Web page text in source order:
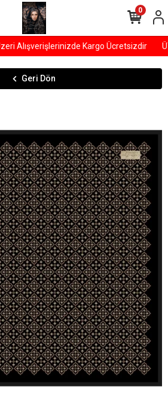
Alışverişlerinizde Kargo Ücretsizdir
0
Geri Dön